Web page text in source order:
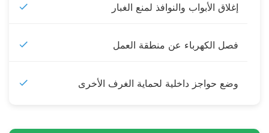
إغلاق الأبواب والنوافذ لمنع الغبار
فصل الكهرباء عن منطقة العمل
وضع حواجز داخلية لحماية الغرف الأخرى